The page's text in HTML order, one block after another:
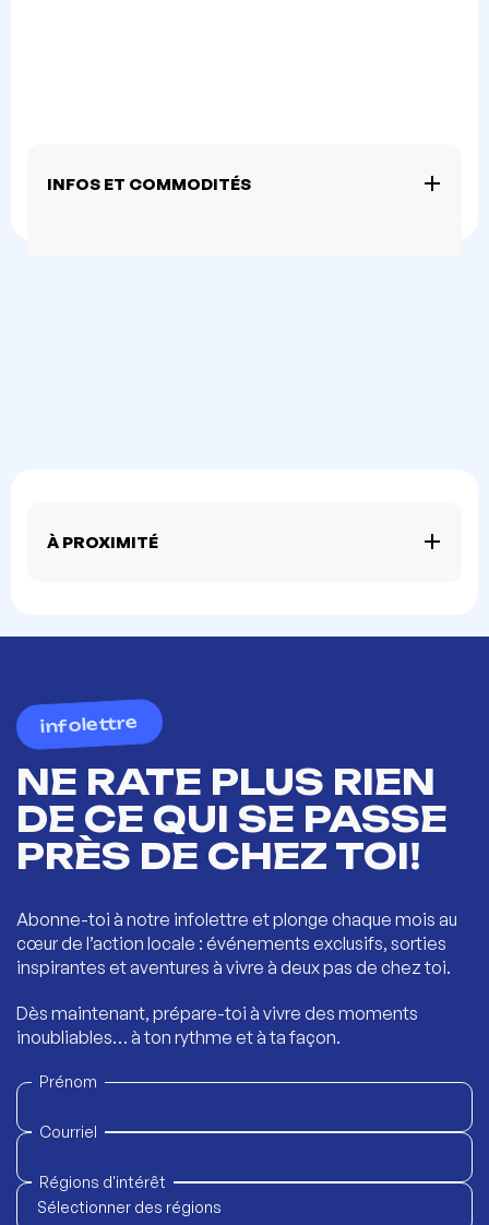
INFOS ET COMMODITÉS
À PROXIMITÉ
infolettre
NE RATE PLUS RIEN
DE CE QUI SE PASSE
PRÈS DE CHEZ TOI!
Abonne-toi à notre infolettre et plonge chaque mois au
cœur de l’action locale : événements exclusifs, sorties
inspirantes et aventures à vivre à deux pas de chez toi.
Dès maintenant, prépare-toi à vivre des moments
inoubliables… à ton rythme et à ta façon.
Prénom
Courriel
Régions d'intérêt
Sélectionner des régions